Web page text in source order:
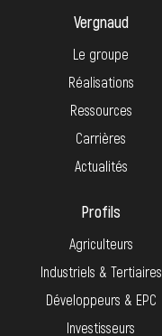
Vergnaud
Le groupe
Réalisations
Ressources
Carrières
Actualités
Profils
Agriculteurs
Industriels & Tertiaires
Développeurs & EPC
Investisseurs